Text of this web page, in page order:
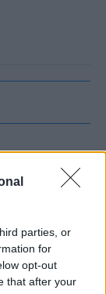
parties, or
for
opt-out
that after your
ο ΚΟΚ που
δεν
που κάθε οδηγός